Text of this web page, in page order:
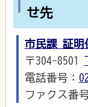
せ先
市民課 証明
〒304-8501
電話番号：
ファクス番